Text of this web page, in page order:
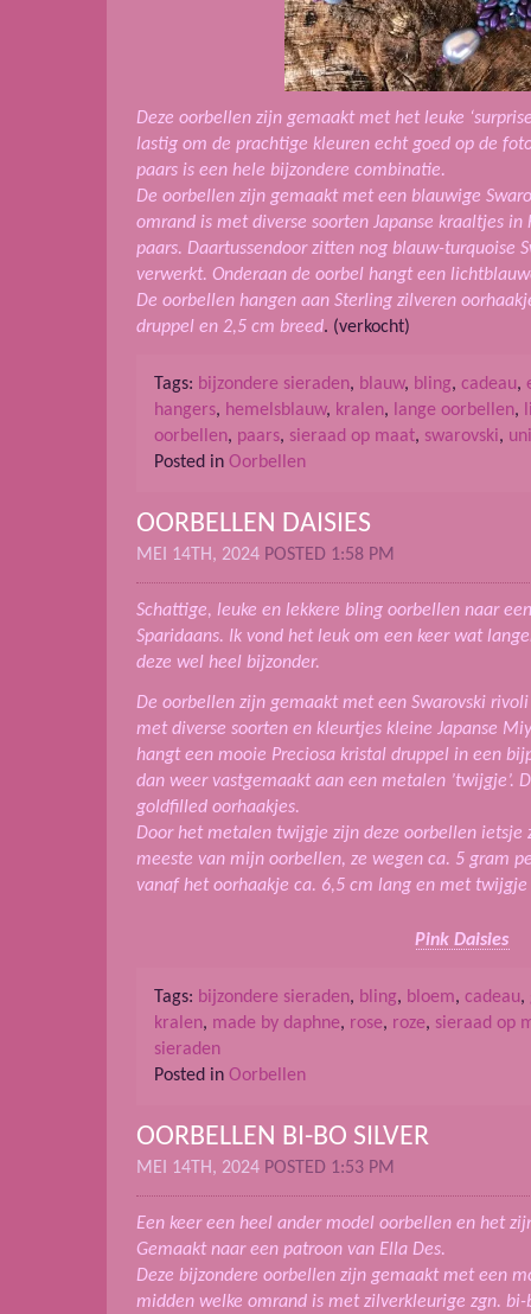
Deze oorbellen zijn gemaakt met het leuke
lastig om de prachtige kleuren echt goed op de
paars is een hele bijzondere combinatie.
De oorbellen zijn gemaakt met een blauwige
omrand is met diverse soorten Japanse kraaltjes
paars. Daartussendoor zitten nog blauw-turquoise
verwerkt. Onderaan de oorbel hangt een
De oorbellen hangen aan Sterling zilveren
druppel en 2,5 cm breed. (verkocht)
Tags: bijzondere sieraden, blauw, bling, cadeau,
hangers, hemelsblauw, kralen, lange oorbellen,
oorbellen, paars, sieraad op maat, swarovski,
Posted in Oorbellen
OORBELLEN DAISIES
MEI 14TH, 2024 POSTED 1:58 PM
Schattige, leuke en lekkere bling oorbellen naar
Sparidaans. Ik vond het leuk om een keer wat
deze wel heel bijzonder.
De oorbellen zijn gemaakt met een Swarovski
met diverse soorten en kleurtjes kleine Japanse
hangt een mooie Preciosa kristal druppel in een
dan weer vastgemaakt aan een metalen ’twijgje’.
goldfilled oorhaakjes.
Door het metalen twijgje zijn deze oorbellen ietsje
meeste van mijn oorbellen, ze wegen ca. 5 gram
vanaf het oorhaakje ca. 6,5 cm lang en met
Pink Daisies
Tags: bijzondere sieraden, bling, bloem, cadeau,
kralen, made by daphne, rose, roze, sieraad op
sieraden
Posted in Oorbellen
OORBELLEN BI-BO SILVER
MEI 14TH, 2024 POSTED 1:53 PM
Een keer een heel ander model oorbellen en het
Gemaakt naar een patroon van Ella Des.
Deze bijzondere oorbellen zijn gemaakt met een
midden welke omrand is met zilverkleurige zgn. bi-